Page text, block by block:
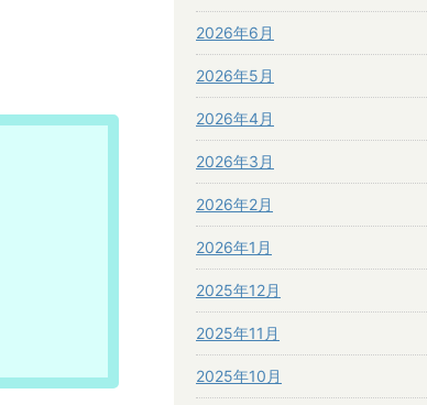
2026年6月
2026年5月
2026年4月
2026年3月
2026年2月
2026年1月
2025年12月
2025年11月
2025年10月